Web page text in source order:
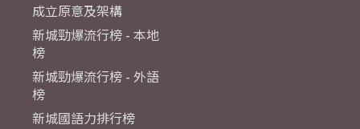
成立原意及架構
新城勁爆流行榜 - 本地
榜
新城勁爆流行榜 - 外語
榜
新城國語力排行榜